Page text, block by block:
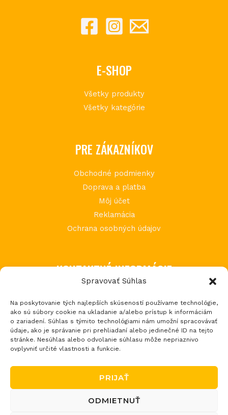
Spravovať Súhlas
Na poskytovanie tých najlepších skúseností používame technológie,
ako sú súbory cookie na ukladanie a/alebo prístup k informáciám
o zariadení. Súhlas s týmito technológiami nám umožní spracovávať
údaje, ako je správanie pri prehliadaní alebo jedinečné ID na tejto
stránke. Nesúhlas alebo odvolanie súhlasu môže nepriaznivo
ovplyvniť určité vlastnosti a funkcie.
PRIJAŤ
ODMIETNUŤ
E-SHOP
Všetky produkty
Všetky kategórie
PRE ZÁKAZNÍKOV
Obchodné podmienky
Doprava a platba
Môj účet
Reklamácia
Ochrana osobných údajov
KONTAKTNÉ INFORMÁCIE
Považská Teplá 602
017 05 Považská Bystrica 5
tel.: +421 903 232 273
email: loptos@loptos.sk